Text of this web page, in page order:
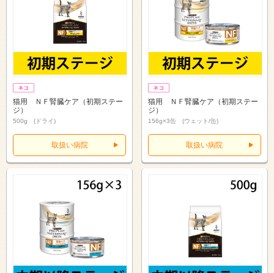
猫用 ＮＦ腎臓ケア（初期ステー
ジ）
500g (ドライ)
取扱い病院
猫用 ＮＦ腎臓ケア（初期ステー
ジ）
156g×3缶 (ウェット/缶)
取扱い病院